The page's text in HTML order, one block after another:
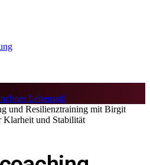
und Resilienztraining mit Birgit
Klarheit und Stabilität